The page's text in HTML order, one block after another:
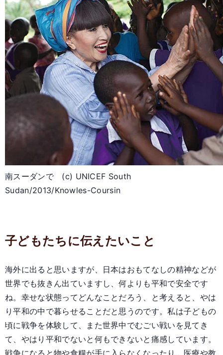
南スーダンで (c) UNICEF South
Sudan/2013/Knowles-Coursin
子どもたちに伝えたいこと
海外に出ると思いますが、日本はおもてなしの精神などが
世界でも抜きん出ていますし、何よりも平和で安全です
ね。幸せな状態ってどんなことだろう、と考えると、やは
り平和の中で暮らせることだと思うのです。私は子どもの
頃に戦争を体験して、また世界中でむごい戦いを見てき
て、やはり平和でないと何もできないと痛感しています。